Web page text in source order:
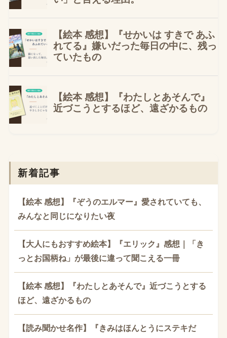
新着記事
【絵本 感想】『ぞうのエルマー』愛されていても、
みんなと同じになりたい夜
【大人にもおすすめ絵本】『エリック』感想｜「き
っとお国柄ね」が最後に違って聞こえる一冊
【絵本 感想】『わたしとあそんで』近づこうとする
ほど、遠ざかるもの
【読み聞かせ名作】『きみはほんとうにステキだ